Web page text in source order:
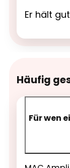
Er hält
Häufig
Für wen